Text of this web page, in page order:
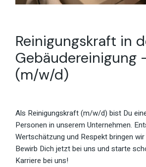
Reinigungskraft in
Gebäudereinigung
(m/w/d)
Als Reinigungskraft (m/w/d) bist Du
Personen in unserem Unternehmen.
Wertschätzung und Respekt bringen
Bewirb Dich jetzt bei uns und starte
Karriere bei uns!